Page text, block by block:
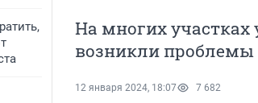
На многих участках
возникли проблемы
12 января 2024, 18:07 7 682